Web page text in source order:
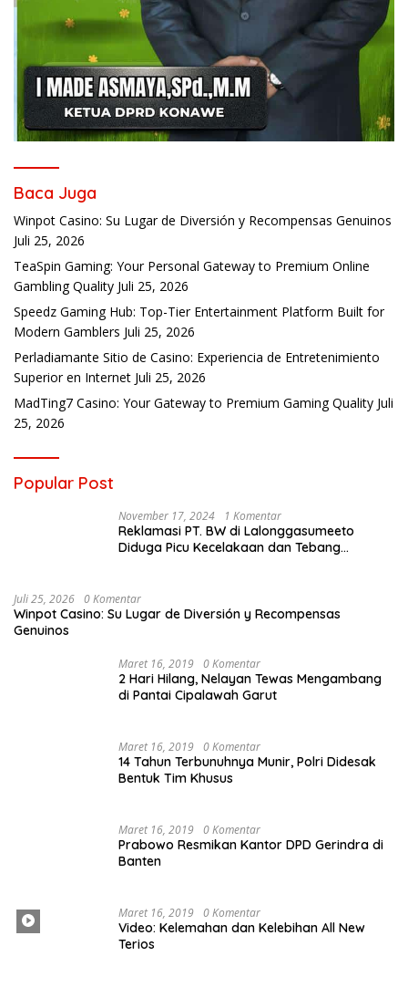
Baca Juga
Winpot Casino: Su Lugar de Diversión y Recompensas Genuinos
Juli 25, 2026
TeaSpin Gaming: Your Personal Gateway to Premium Online
Gambling Quality Juli 25, 2026
Speedz Gaming Hub: Top-Tier Entertainment Platform Built for
Modern Gamblers Juli 25, 2026
Perladiamante Sitio de Casino: Experiencia de Entretenimiento
Superior en Internet Juli 25, 2026
MadTing7 Casino: Your Gateway to Premium Gaming Quality Juli
25, 2026
Popular Post
November 17, 2024 1 Komentar
Reklamasi PT. BW di Lalonggasumeeto
Diduga Picu Kecelakaan dan Tebang
Juli 25, 2026 0 Komentar
Winpot Casino: Su Lugar de Diversión y Recompensas
Genuinos
Maret 16, 2019 0 Komentar
2 Hari Hilang, Nelayan Tewas Mengambang
di Pantai Cipalawah Garut
Maret 16, 2019 0 Komentar
14 Tahun Terbunuhnya Munir, Polri Didesak
Bentuk Tim Khusus
Maret 16, 2019 0 Komentar
Prabowo Resmikan Kantor DPD Gerindra di
Banten
Maret 16, 2019 0 Komentar
Video: Kelemahan dan Kelebihan All New
Terios